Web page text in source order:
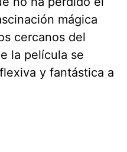
mágica
cercanos del
la película se
y fantástica a